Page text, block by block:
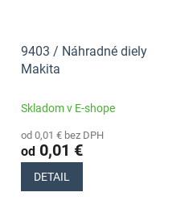
9403 / Náhradné diely
Makita
Skladom v E-shope
od 0,01 € bez DPH
od 0,01 €
DETAIL